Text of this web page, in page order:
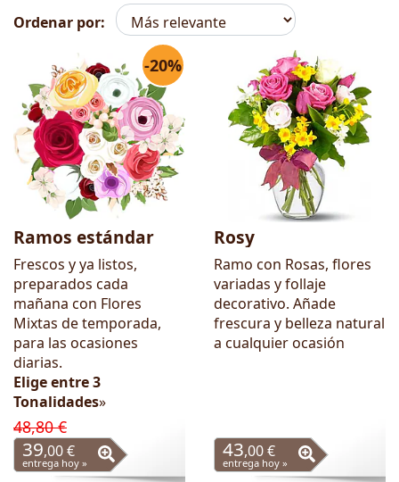
Ordenar por:
Flores -20%
Ramos estándar
Frescos y ya listos,
preparados cada
mañana con Flores
Mixtas de temporada,
para las ocasiones
diarias.
Elige entre 3
Tonalidades»
48,80 €
39,00 €
entrega hoy »
Rosy
Ramo con Rosas, flores
variadas y follaje
decorativo. Añade
frescura y belleza natural
a cualquier ocasión
43,00 €
entrega hoy »